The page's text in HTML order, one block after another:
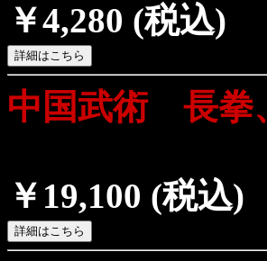
￥4,280 (税込)
中国武術 長
￥19,100 (税込)